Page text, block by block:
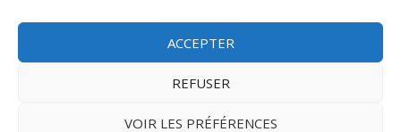
ACCEPTER
REFUSER
VOIR LES PRÉFÉRENCES